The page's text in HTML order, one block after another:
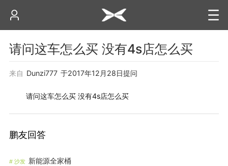
请问这车怎么买 没有4s店怎么买
来自 Dunzi777 于2017年12月28日提问
请问这车怎么买 没有4s店怎么买
鹏友回答
# 沙发 新能源全家桶